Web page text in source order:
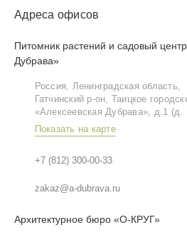
Адреса офисов
Питомник растений и садовый
Дубрава»
Россия, Ленинградская область,
Гатчинский р‑он, Таицкое
«Алексеевская Дубрава», д.1
Показать на карте
+7 (812) 300-00-33
zakaz@a-dubrava.ru
Архитектурное бюро «О-КРУГ»